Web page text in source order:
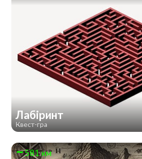
Лабіринт
Квест-гра
581 км